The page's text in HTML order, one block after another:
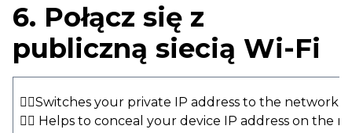
6. Połącz się z
publiczną siecią Wi-Fi
👍🏻Switches your private IP address to the network
👍🏻 Helps to conceal your device IP address on the